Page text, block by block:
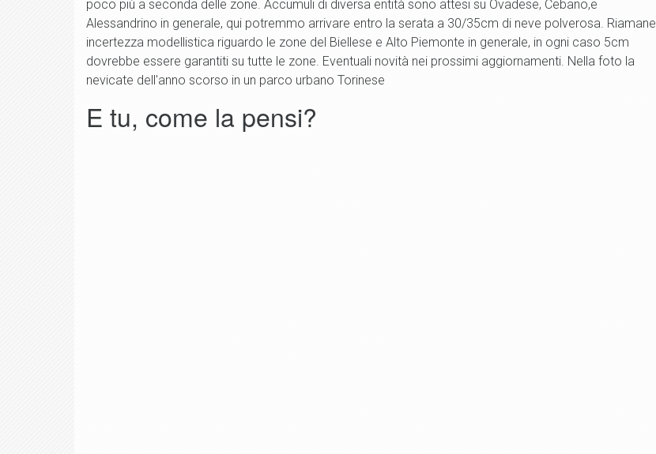
poco più a seconda delle zone. Accumuli di diversa entità sono attesi su Ovadese, Cebano,e
Alessandrino in generale, qui potremmo arrivare entro la serata a 30/35cm di neve polverosa. Riamane
incertezza modellistica riguardo le zone del Biellese e Alto Piemonte in generale, in ogni caso 5cm
dovrebbe essere garantiti su tutte le zone. Eventuali novità nei prossimi aggiornamenti. Nella foto la
nevicate dell'anno scorso in un parco urbano Torinese
E tu, come la pensi?